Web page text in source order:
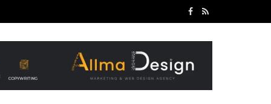
Facebook
RSS